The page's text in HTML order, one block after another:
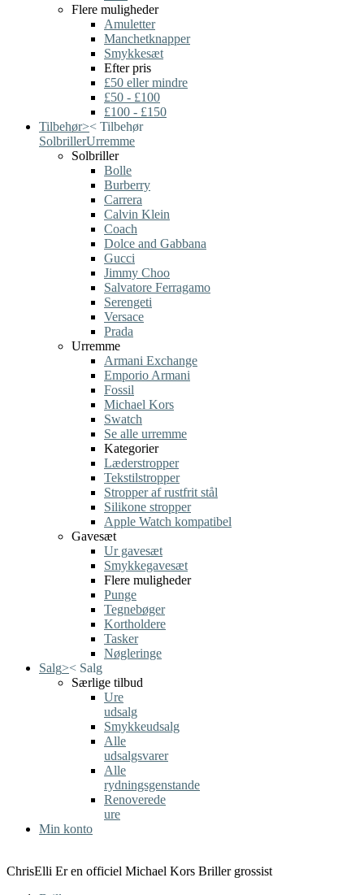
Flere muligheder
Amuletter
Manchetknapper
Smykkesæt
Efter pris
£50 eller mindre
£50 - £100
£100 - £150
Tilbehør>< Tilbehør
SolbrillerUrremme
Solbriller
Bolle
Burberry
Carrera
Calvin Klein
Coach
Dolce and Gabbana
Gucci
Jimmy Choo
Salvatore Ferragamo
Serengeti
Versace
Prada
Urremme
Armani Exchange
Emporio Armani
Fossil
Michael Kors
Swatch
Se alle urremme
Kategorier
Læderstropper
Tekstilstropper
Stropper af rustfrit stål
Silikone stropper
Apple Watch kompatibel
Gavesæt
Ur gavesæt
Smykkegavesæt
Flere muligheder
Punge
Tegnebøger
Kortholdere
Tasker
Nøgleringe
Salg>< Salg
Særlige tilbud
Ure
udsalg
Smykkeudsalg
Alle
udsalgsvarer
Alle
rydningsgenstande
Renoverede
ure
Min konto
ChrisElli Er en officiel Michael Kors Briller grossist